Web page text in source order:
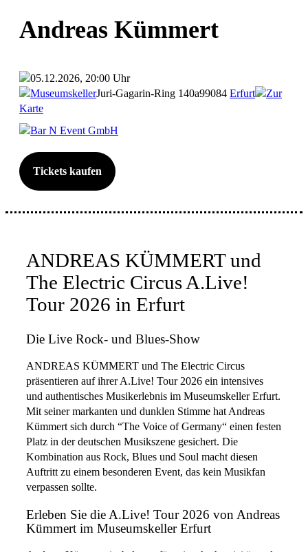
Andreas Kümmert
05.12.2026, 20:00 Uhr
MuseumskellerJuri-Gagarin-Ring 140a99084 Erfurt
Zur
Karte
Bar N Event GmbH
Tickets kaufen
ANDREAS KÜMMERT und
The Electric Circus A.Live!
Tour 2026 in Erfurt
Die Live Rock- und Blues-Show
ANDREAS KÜMMERT und The Electric Circus
präsentieren auf ihrer A.Live! Tour 2026 ein intensives
und authentisches Musikerlebnis im Museumskeller Erfurt.
Mit seiner markanten und dunklen Stimme hat Andreas
Kümmert sich durch “The Voice of Germany“ einen festen
Platz in der deutschen Musikszene gesichert. Die
Kombination aus Rock, Blues und Soul macht diesen
Auftritt zu einem besonderen Event, das kein Musikfan
verpassen sollte.
Erleben Sie die A.Live! Tour 2026 von Andreas
Kümmert im Museumskeller Erfurt